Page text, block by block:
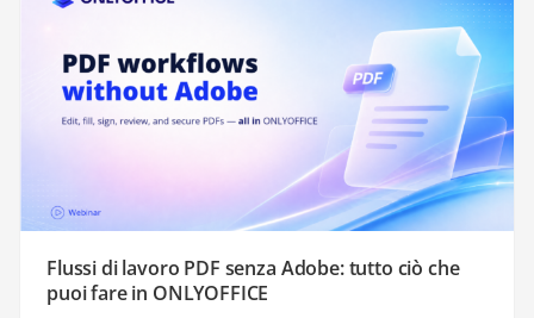
Flussi di lavoro PDF senza Adobe: tutto ciò che
puoi fare in ONLYOFFICE